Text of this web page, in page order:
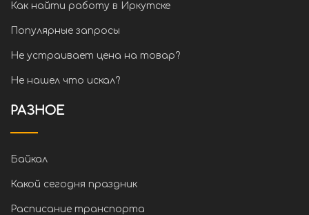
Как найти работу в Иркутске
Популярные запросы
Не устраивает цена на товар?
Не нашел что искал?
РАЗНОЕ
Байкал
Какой сегодня праздник
Расписание транспорта